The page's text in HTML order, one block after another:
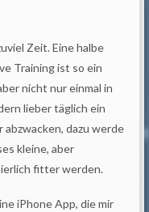
Zeit. Eine halbe
Training ist so ein
nicht nur einmal in
lieber täglich ein
abzwacken, dazu werde
kleine, aber
fitter werden.
iPhone App, die mir